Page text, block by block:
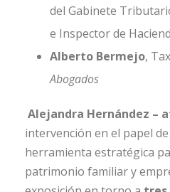
del Gabinete
e Inspector de
Alberto Bermejo,
Abogados
Alejandra Hernández –
intervención en el papel
herramienta estratégica
patrimonio familiar y